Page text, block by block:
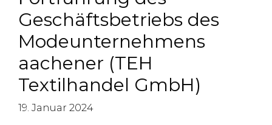
Geschäftsbetriebs des
Modeunternehmens
aachener (TEH
Textilhandel GmbH)
19. Januar 2024